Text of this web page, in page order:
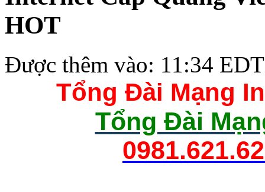
HOT
Được thêm vào: 11:34
Tổng Đài Mạng
Tổng Đài